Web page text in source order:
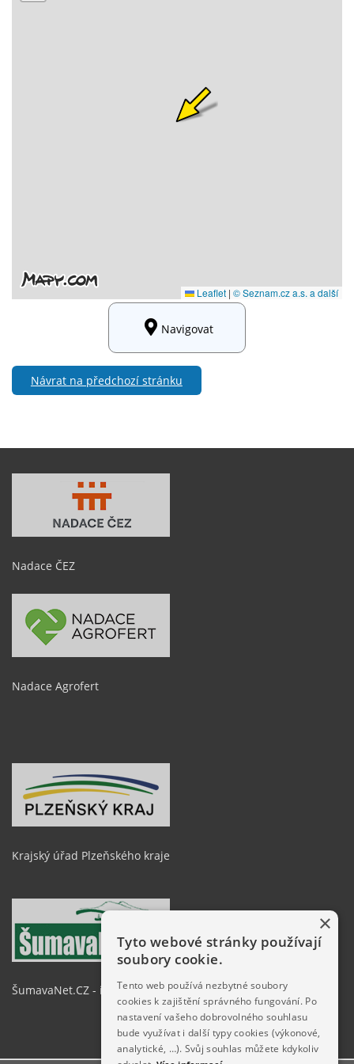
Navigovat
Návrat na předchozí stránku
Nadace ČEZ
Nadace Agrofert
Krajský úřad Plzeňského kraje
ŠumavaNet.CZ - informace o regionu
×
Tyto webové stránky používají
soubory cookie.
Tento web používá nezbytné soubory
cookies k zajištění správného fungování. Po
nastavení vašeho dobrovolného souhlasu
bude využívat i další typy cookies (výkonové,
analytické, …). Svůj souhlas můžete kdykoliv